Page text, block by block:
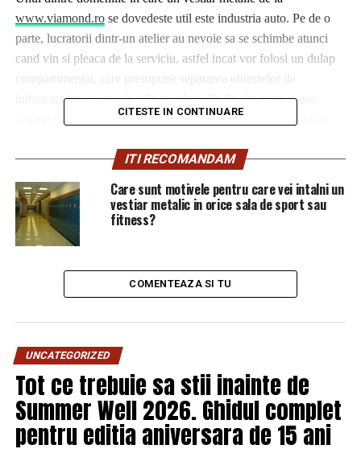
www.viamond.rose dovedeste util este industria auto. Pe de o
parte, lucratorii dintr-un atelier au nevoie sa se schimbe atunci
cand vin si pleaca de la serviciu, astfel incat vor folosi un dulap
compartimentat, care presupune separarea obiectelor de
imbracaminte curate de cele murdare. Pe de alta parte, toate
sculele folosite in domeniu au nevoie de un obiect de mobilier
CITESTE IN CONTINUARE
ITI RECOMANDAM
Care sunt motivele pentru care vei intalni un
vestiar metalic in orice sala de sport sau
fitness?
COMENTEAZA SI TU
UNCATEGORIZED
Tot ce trebuie sa stii inainte de
Summer Well 2026. Ghidul complet
pentru editia aniversara de 15 ani